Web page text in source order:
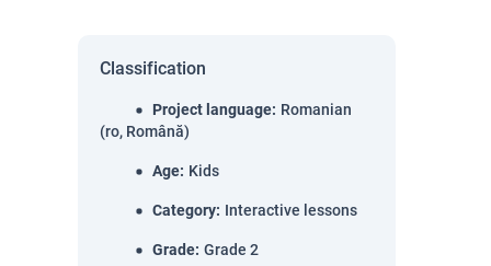
Classification
Project language: Romanian
(ro, Română)
Age: Kids
Category: Interactive lessons
Grade: Grade 2